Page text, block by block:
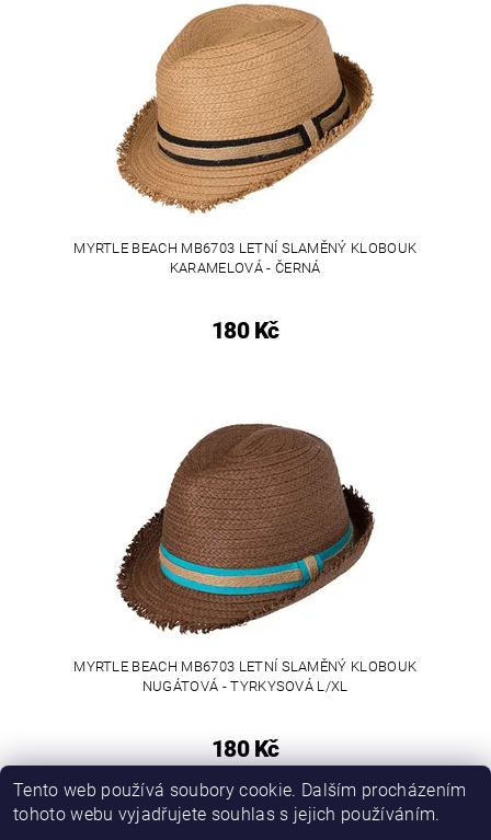
MYRTLE BEACH MB6703 LETNÍ SLAMĚNÝ KLOBOUK
KARAMELOVÁ - ČERNÁ
180 Kč
MYRTLE BEACH MB6703 LETNÍ SLAMĚNÝ KLOBOUK
NUGÁTOVÁ - TYRKYSOVÁ L/XL
180 Kč
Tento web používá soubory cookie. Dalším procházením
tohoto webu vyjadřujete souhlas s jejich používáním.